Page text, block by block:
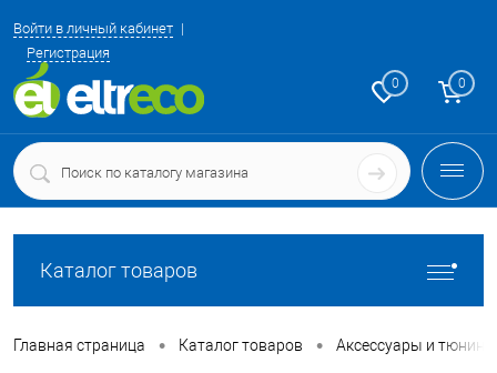
Войти в личный кабинет
Регистрация
0 0
Каталог товаров
Главная страница • Каталог товаров • Аксессуары и тюнинг